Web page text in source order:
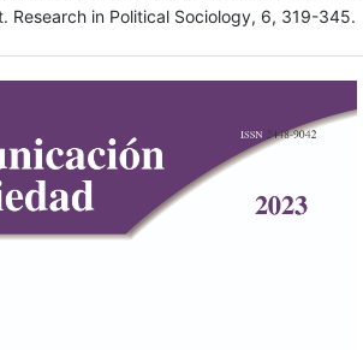
Research in Political Sociology, 6, 319-345.